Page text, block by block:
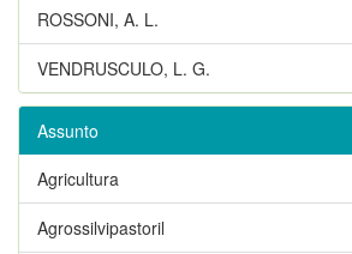
ROSSONI, A. L.
VENDRUSCULO, L. G.
Assunto
Agricultura
Agrossilvipastoril